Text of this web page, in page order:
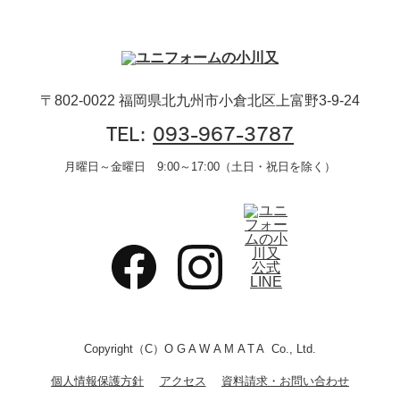
〒802-0022 福岡県北九州市小倉北区上富野3-9-24
TEL: 093-967-3787
月曜日～金曜日 9:00～17:00（土日・祝日を除く）
Copyright（C）OGAWAMATA Co., Ltd.
個人情報保護方針 アクセス 資料請求・お問い合わせ